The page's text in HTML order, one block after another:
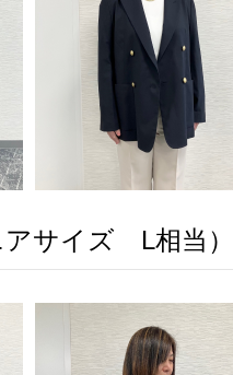
リマモイスト
クレンズオイル
アサイズ L相当）